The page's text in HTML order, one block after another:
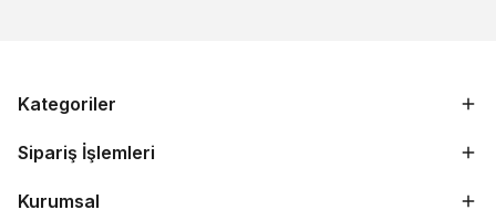
Kategoriler
Sipariş İşlemleri
Kurumsal